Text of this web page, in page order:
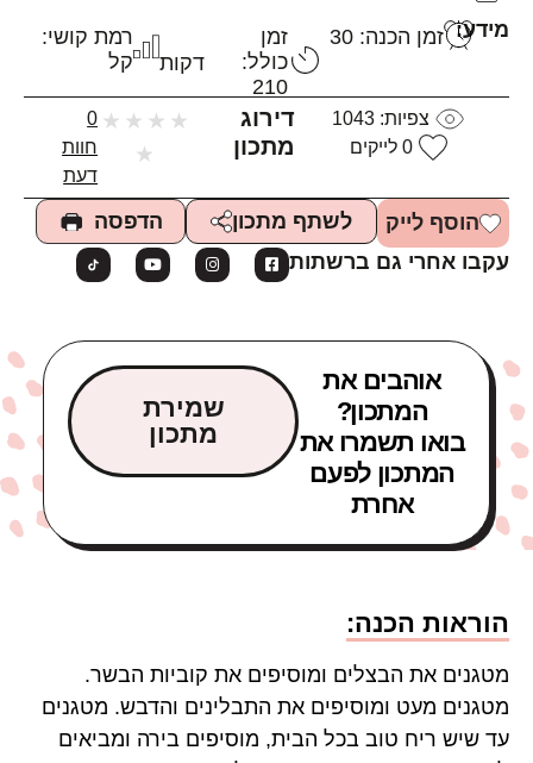
מידע: זמן הכנה: 30
זמן
כולל:
210
דקות
רמת קושי:
קל
צפיות: 1043
0 לייקים
דירוג
מתכון
★
★
★
★
★
0
חוות
דעת
הוסף לייק לשתף מתכון
הדפסה
עקבו אחרי גם ברשתות
אוהבים את
המתכון?
בואו תשמרו את
המתכון לפעם
אחרת
שמירת
מתכון
הוראות הכנה:
מטגנים את הבצלים ומוסיפים את קוביות הבשר.
מטגנים מעט ומוסיפים את התבלינים והדבש. מטגנים
עד שיש ריח טוב בכל הבית, מוסיפים בירה ומביאים